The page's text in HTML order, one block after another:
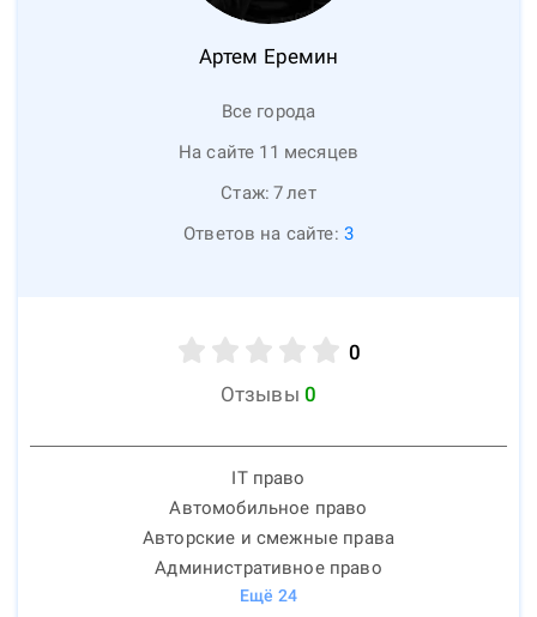
Артем Еремин
Все города
На сайте 11 месяцев
Стаж: 7лет
Ответов на сайте: 3
0
Отзывы 0
IT право
Автомобильное право
Авторские и смежные права
Административное право
Ещё 24